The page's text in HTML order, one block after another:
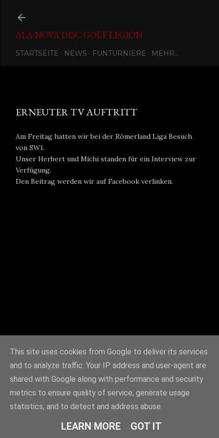
ALA NOVA DISC GOLF LEGION
STARTSEITE NEWS FUNTURNIERE MEHR…
ERNEUTER TV AUFTRITT
Am Freitag hatten wir bei der Römerland Liga Besuch
von SW1.
Unser Herbert und Michi standen für ein Interview zur
Verfügung.
Den Beitrag werden wir auf Facebook verlinken.
This site uses cookies from Google to deliver its services
and to analyze traffic. Your IP address and user-agent are
shared with Google along with performance and security
metrics to ensure quality of service, generate usage
statistics, and to detect and address abuse.
LEARN MORE GOT IT